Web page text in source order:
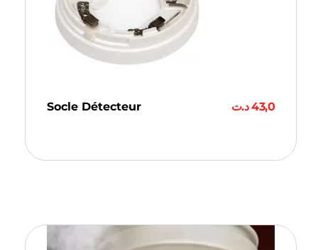
Socle Détecteur 43,0 د.ت